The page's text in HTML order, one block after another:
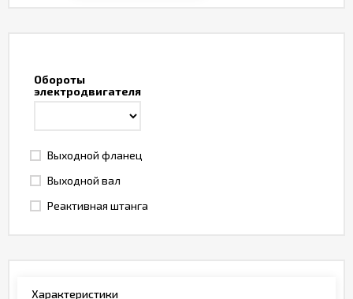
Обороты
электродвигателя
Выходной фланец
Выходной вал
Реактивная штанга
Характеристики